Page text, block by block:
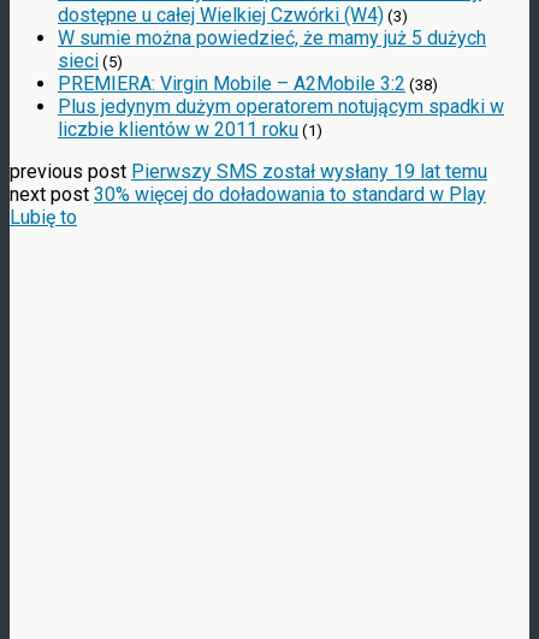
dostępne u całej Wielkiej Czwórki (W4) (3)
W sumie można powiedzieć, że mamy już 5 dużych
sieci (5)
PREMIERA: Virgin Mobile – A2Mobile 3:2 (38)
Plus jedynym dużym operatorem notującym spadki w
liczbie klientów w 2011 roku (1)
previous post Pierwszy SMS został wysłany 19 lat temu
next post 30% więcej do doładowania to standard w Play
Lubię to